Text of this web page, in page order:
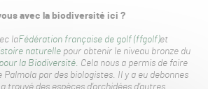
avec la biodiversité ici ?
laFédération française de golf (ffgolf)et
naturellepour obtenir le niveau bronze du
la Biodiversité. Cela nous a permis de faire
Palmola par des biologistes. Il y a eu debonnes